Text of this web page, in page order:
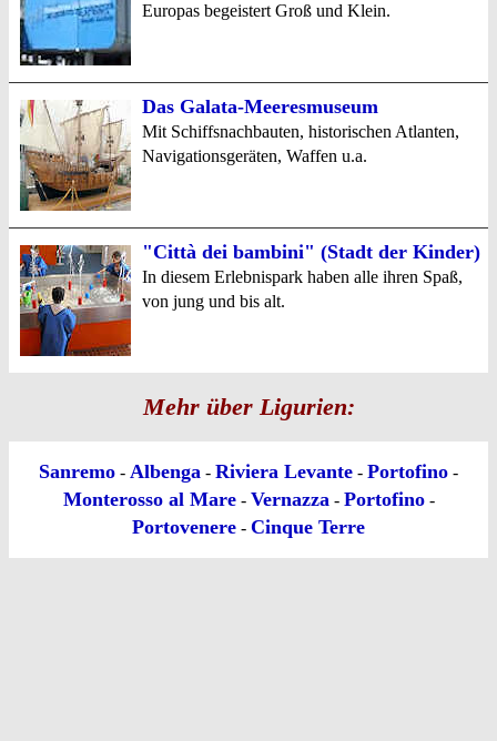
Europas begeistert Groß und Klein.
Das Galata-Meeresmuseum
Mit Schiffsnachbauten, historischen Atlanten,
Navigationsgeräten, Waffen u.a.
"Città dei bambini" (Stadt der Kinder)
In diesem Erlebnispark haben alle ihren Spaß,
von jung und bis alt.
Mehr über Ligurien:
Sanremo - Albenga - Riviera Levante - Portofino -
Monterosso al Mare- Vernazza - Portofino-
Portovenere - Cinque Terre